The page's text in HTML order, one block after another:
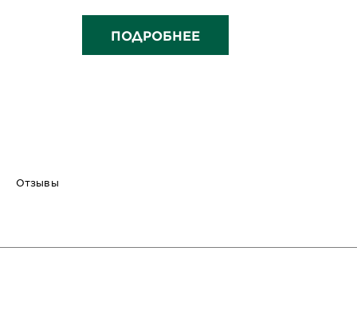
ПОДРОБНЕЕ
Отзывы